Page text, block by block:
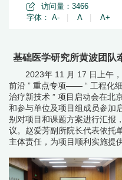
访问量： 3466
字体： A- A A+
基础医学研究所黄波团队
2023年 11 月 17 日上午，
前沿 ” 重点专项—— “ 工程化
治疗新技术 ” 项目启动会在北
和参与单位及项目组成员参加
别对项目和课题方案进行汇报
议。赵爱芳副所院长代表依托
主体责任，为项目顺利实施提